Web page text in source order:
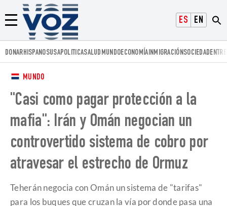
ESPAÑOLENGLISH
Menú
Voz.us
DONARHISPANOSUSAPOLITICASALUD MUNDOECONOMÍAINMIGRACIÓNSOCIEDAD
MUNDO
"Casi como pagar protección a la
mafia": Irán y Omán negocian un
controvertido sistema de cobro por
atravesar el estrecho de Ormuz
Teherán negocia con Omán un sistema de "tarifas"
para los buques que cruzan la vía por donde pasa una